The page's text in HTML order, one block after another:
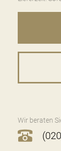
Wir beraten